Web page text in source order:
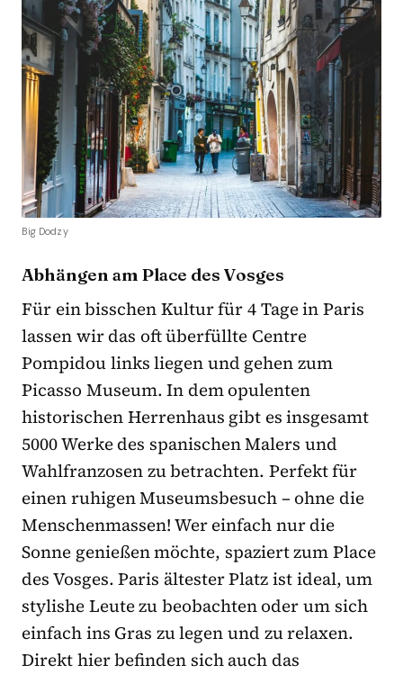
Big Dodzy
Abhängen am Place des Vosges
Für ein bisschen Kultur für 4 Tage in Paris
lassen wir das oft überfüllte Centre
Pompidou links liegen und gehen zum
Picasso Museum. In dem opulenten
historischen Herrenhaus gibt es insgesamt
5000 Werke des spanischen Malers und
Wahlfranzosen zu betrachten. Perfekt für
einen ruhigen Museumsbesuch – ohne die
Menschenmassen! Wer einfach nur die
Sonne genießen möchte, spaziert zum Place
des Vosges. Paris ältester Platz ist ideal, um
stylishe Leute zu beobachten oder um sich
einfach ins Gras zu legen und zu relaxen.
Direkt hier befinden sich auch das